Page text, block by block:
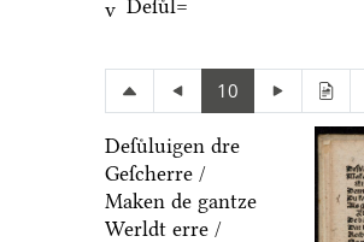
v Deſuͤl=
10
Deſuͤluigen dre
Geſcherre /
Maken de gantze
Werldt erre /